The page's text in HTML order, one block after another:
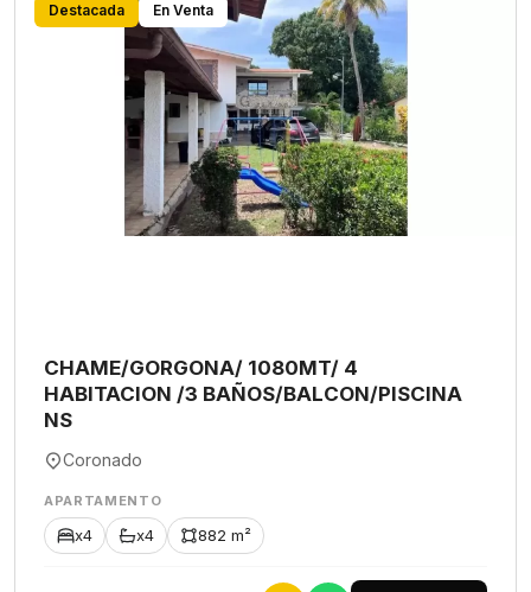
Destacada En Venta
CHAME/GORGONA/ 1080MT/ 4
HABITACION /3 BAÑOS/BALCON/PISCINA
NS
Coronado
APARTAMENTO
x4 x4 882 m²